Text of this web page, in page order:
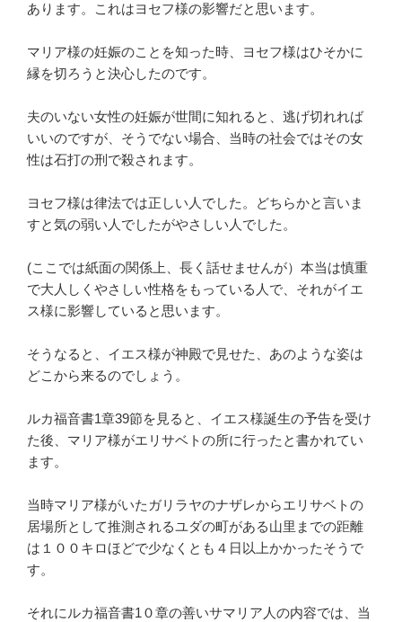
あります。これはヨセフ様の影響だと思います。
マリア様の妊娠のことを知った時、ヨセフ様はひそかに
縁を切ろうと決心したのです。
夫のいない女性の妊娠が世間に知れると、逃げ切れれば
いいのですが、そうでない場合、当時の社会ではその女
性は石打の刑で殺されます。
ヨセフ様は律法では正しい人でした。どちらかと言いま
すと気の弱い人でしたがやさしい人でした。
(ここでは紙面の関係上、長く話せませんが）本当は慎重
で大人しくやさしい性格をもっている人で、それがイエ
ス様に影響していると思います。
そうなると、イエス様が神殿で見せた、あのような姿は
どこから来るのでしょう。
ルカ福音書1章39節を見ると、イエス様誕生の予告を受け
た後、マリア様がエリサベトの所に行ったと書かれてい
ます。
当時マリア様がいたガリラヤのナザレからエリサベトの
居場所として推測されるユダの町がある山里までの距離
は１００キロほどで少なくとも４日以上かかったそうで
す。
それにルカ福音書1０章の善いサマリア人の内容では、当